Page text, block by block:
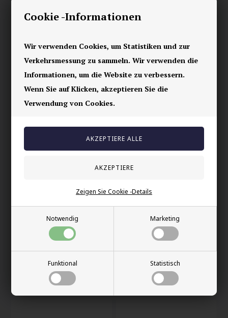
Cookie -Informationen
Wir verwenden Cookies, um Statistiken und zur
Verkehrsmessung zu sammeln. Wir verwenden die
Informationen, um die Website zu verbessern.
Wenn Sie auf Klicken, akzeptieren Sie die
Verwendung von Cookies.
Notwendig Marketing
Funktional Statistisch
Zeigen Sie Cookie -Details
Nordic Balance –
Perlenarmband mit
grünen Naturperlen
Nordic Balance –
Armband mit grünen
Nordic Balance –
Armband für Männer
mit schwarzen Perlen
30,00 EUR
Nordic Balance –
Perlenarmband Tiger
Eye Perlen
30,00 EUR